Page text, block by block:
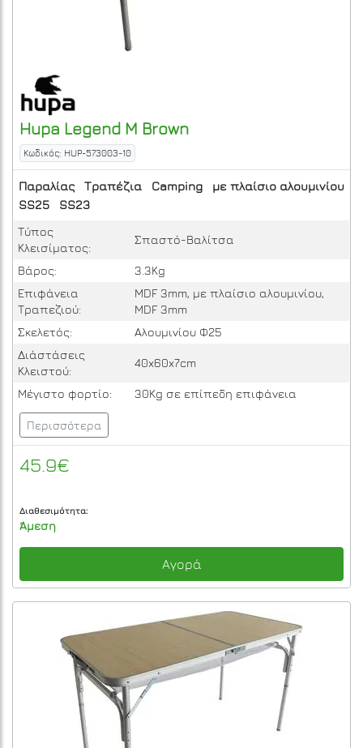
Hupa Legend M Brown
Κωδικός: HUP-573003-10
Παραλίας Τραπέζια Camping
με πλαίσιο αλουμινίου
SS25
SS23
Τύπος
Κλεισίματος:
Σπαστό-Βαλίτσα
Βάρος:
3.3Kg
Επιφάνεια
Τραπεζιού:
MDF 3mm, με πλαίσιο αλουμινίου,
MDF 3mm
Σκελετός:
Αλουμινίου Φ25
Διάστάσεις
Κλειστού:
40x60x7cm
Μέγιστο φορτίο: 30Kg σε επίπεδη επιφάνεια
Περισσότερα
45.9€
Διαθεσιμότητα:
Άμεση
Αγορά